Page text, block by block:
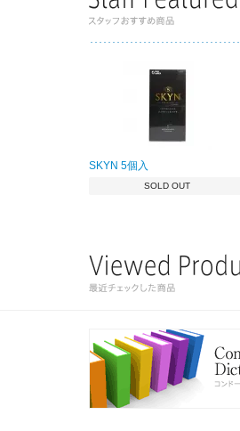
SKYN 5個入
SOLD OUT